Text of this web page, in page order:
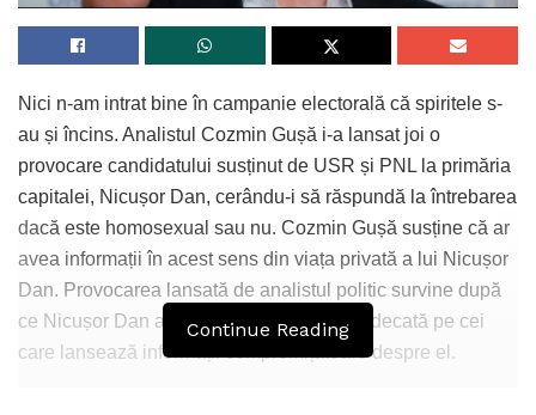
Nici n-am intrat bine în campanie electorală că spiritele s-
au și încins. Analistul Cozmin Gușă i-a lansat joi o
provocare candidatului susținut de USR și PNL la primăria
capitalei, Nicușor Dan, cerându-i să răspundă la întrebarea
dacă este homosexual sau nu. Cozmin Gușă susține că ar
avea informații în acest sens din viața privată a lui Nicușor
Dan. Provocarea lansată de analistul politic survine după
ce Nicușor Dan a amenințat că va da în judecată pe cei
care lansează informații compromițătoare despre el.
Continue Reading